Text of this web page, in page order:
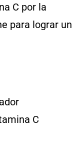
C por la
para lograr un